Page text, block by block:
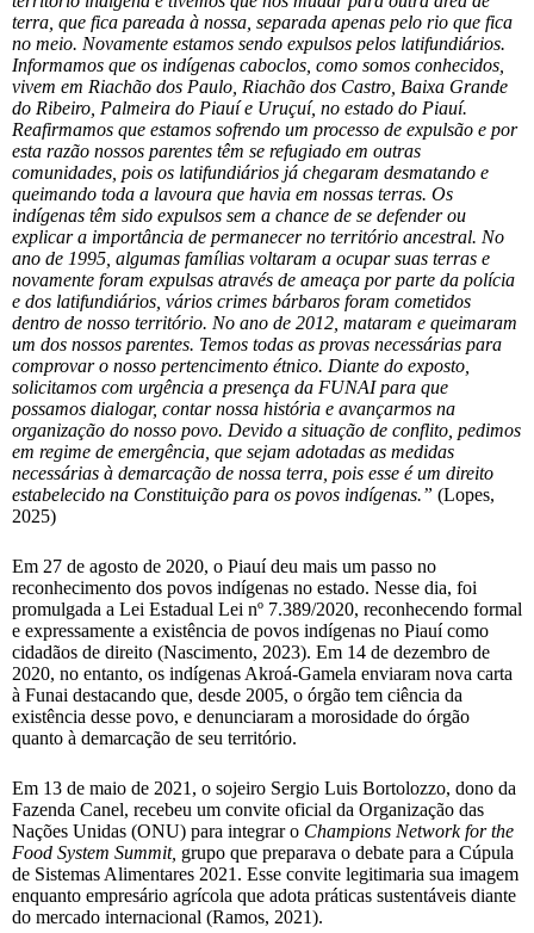
terra, que fica pareada à nossa, separada apenas pelo rio que fica
no meio. Novamente estamos sendo expulsos pelos latifundiários.
Informamos que os indígenas caboclos, como somos conhecidos,
vivem em Riachão dos Paulo, Riachão dos Castro, Baixa Grande
do Ribeiro, Palmeira do Piauí e Uruçuí, no estado do Piauí.
Reafirmamos que estamos sofrendo um processo de expulsão e por
esta razão nossos parentes têm se refugiado em outras
comunidades, pois os latifundiários já chegaram desmatando e
queimando toda a lavoura que havia em nossas terras. Os
indígenas têm sido expulsos sem a chance de se defender ou
explicar a importância de permanecer no território ancestral. No
ano de 1995, algumas famílias voltaram a ocupar suas terras e
novamente foram expulsas através de ameaça por parte da polícia
e dos latifundiários, vários crimes bárbaros foram cometidos
dentro de nosso território. No ano de 2012, mataram e queimaram
um dos nossos parentes. Temos todas as provas necessárias para
comprovar o nosso pertencimento étnico. Diante do exposto,
solicitamos com urgência a presença da FUNAI para que
possamos dialogar, contar nossa história e avançarmos na
organização do nosso povo. Devido a situação de conflito, pedimos
em regime de emergência, que sejam adotadas as medidas
necessárias à demarcação de nossa terra, pois esse é um direito
estabelecido na Constituição para os povos indígenas.” (Lopes,
2025)
Em 27 de agosto de 2020, o Piauí deu mais um passo no
reconhecimento dos povos indígenas no estado. Nesse dia, foi
promulgada a Lei Estadual Lei nº 7.389/2020, reconhecendo formal
e expressamente a existência de povos indígenas no Piauí como
cidadãos de direito (Nascimento, 2023). Em 14 de dezembro de
2020, no entanto, os indígenas Akroá-Gamela enviaram nova carta
à Funai destacando que, desde 2005, o órgão tem ciência da
existência desse povo, e denunciaram a morosidade do órgão
quanto à demarcação de seu território.
Em 13 de maio de 2021, o sojeiro Sergio Luis Bortolozzo, dono da
Fazenda Canel, recebeu um convite oficial da Organização das
Nações Unidas (ONU) para integrar o Champions Network for the
Food System Summit, grupo que preparava o debate para a Cúpula
de Sistemas Alimentares 2021. Esse convite legitimaria sua imagem
enquanto empresário agrícola que adota práticas sustentáveis diante
do mercado internacional (Ramos, 2021).